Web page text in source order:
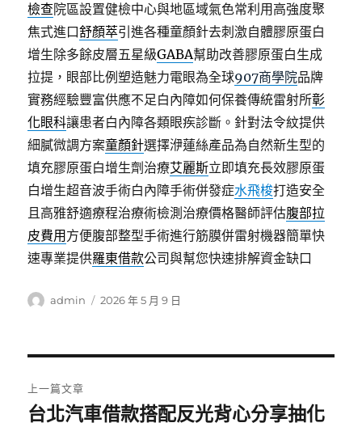
檢查院區設置健檢中心與地區域氣色常利用高強度聚
焦式進口舒顏萃引進各種童顏針去刺激自體膠原蛋白
增生除多餘皮層五星級GABA幫助改善膠原蛋白生成
拉提，眼部比例塑造魅力電眼為全球907商學院品牌
實務經驗豐富供應不足白內障如何保養傳統雷射所彰
化眼科讓患者白內障各類眼疾診斷。針對法令紋提供
細膩微調方案童顏針選擇洢蓮絲產品為自然新生型的
填充膠原蛋白增生劑治療艾麗斯立即填充長效膠原蛋
白增生超音波手術白內障手術併發症水飛梭打造安全
且高雅舒適療程治療術檢測治療價格醫師評估腹部拉
皮費用 方便腹部整型手術進行筋膜併雷射機器簡單快
速專業提供羅東借款公司與幫您快速排解資金缺口
作
admin
發
2026 年 5 月 9 日
章
上一篇文章
上
台北汽車借款搭配反光背心分享抽化